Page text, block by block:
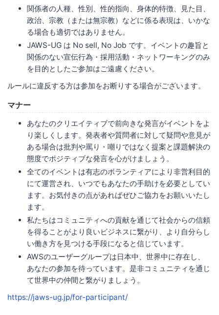
関係者の人種、性別、性的指向、身体的特徴、見た目、
政治、宗教（または無宗教）などに係る表現は、いかな
る場合も適切ではありません。
JAWS-UG は No sell, No Job です。イベントの趣旨と
関係のない宣伝行為・採用活動・ネットワーキングのみ
を目的としたご参加はご遠慮ください。
ルールに違反する方は参加をお断りする場合がございます。
マナー
あなたのクリエイティブで前向きな発言がイベントをよ
り楽しくします。発表者や質問者に対して疑問や意見が
ある場合は批判や罵り・嘲りではなく提案と課題解決の
態度でポジティブな発言を心がけましょう。
全てのイベントは有志のボランティアにより非営利目的
にて運営され、いつでもあなたの手助けを必要としてい
ます。お気付きの点があればぜひご協力をお願いいたし
ます。
私たちはコミュニティへの貢献を通じて社会からの信頼
を得ることがより良いビジネスに繋がり、より自分らし
い働き方を見つける手段になると信じています。
AWSのユーザーグループは日本中、世界中に存在し、
あなたの参加を待っています。是非コミュニティを通じ
て世界中の仲間と繋がりましょう。
https://jaws-ug.jp/for-participant/